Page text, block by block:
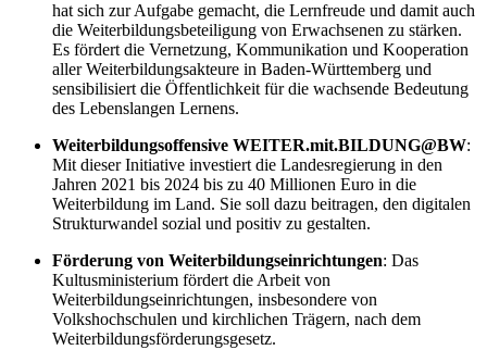
hat sich zur Aufgabe gemacht, die Lernfreude und damit auch
die Weiterbildungsbeteiligung von Erwachsenen zu stärken.
Es fördert die Vernetzung, Kommunikation und Kooperation
aller Weiterbildungsakteure in Baden-Württemberg und
sensibilisiert die Öffentlichkeit für die wachsende Bedeutung
des Lebenslangen Lernens.
Weiterbildungsoffensive WEITER.mit.BILDUNG@BW:
Mit dieser Initiative investiert die Landesregierung in den
Jahren 2021 bis 2024 bis zu 40 Millionen Euro in die
Weiterbildung im Land. Sie soll dazu beitragen, den digitalen
Strukturwandel sozial und positiv zu gestalten.
Förderung von Weiterbildungseinrichtungen: Das
Kultusministerium fördert die Arbeit von
Weiterbildungseinrichtungen, insbesondere von
Volkshochschulen und kirchlichen Trägern, nach dem
Weiterbildungsförderungsgesetz.